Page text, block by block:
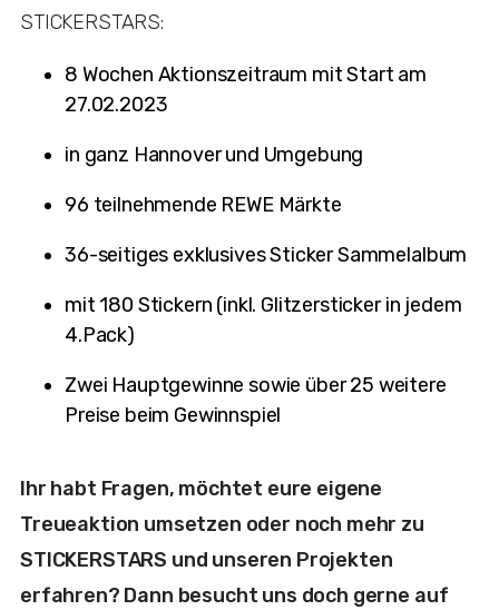
STICKERSTARS:
8 Wochen Aktionszeitraum mit Start am
27.02.2023
in ganz Hannover und Umgebung
96 teilnehmende REWE Märkte
36-seitiges exklusives Sticker Sammelalbum
mit 180 Stickern (inkl. Glitzersticker in jedem
4.Pack)
Zwei Hauptgewinne sowie über 25 weitere
Preise beim Gewinnspiel
Ihr habt Fragen, möchtet eure eigene
Treueaktion umsetzen oder noch mehr zu
STICKERSTARS und unseren Projekten
erfahren? Dann besucht uns doch gerne auf